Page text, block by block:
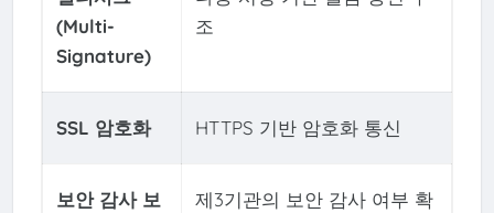
(Multi-
Signature)
조
SSL 암호화 HTTPS 기반 암호화 통신
보안 감사 보
제3기관의 보안 감사 여부 확